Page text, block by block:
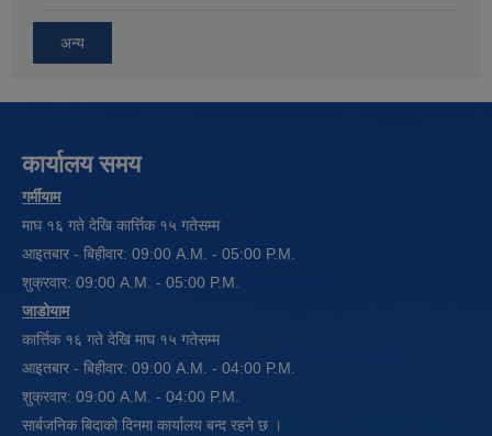
अन्य
कार्यालय समय
गर्मीयाम
माघ १६ गते देखि कार्त्तिक १५ गतेसम्म
आइतबार - बिहीवार: 09:00 A.M. - 05:00 P.M.
शुक्रवार: 09:00 A.M. - 05:00 P.M.
जाडोयाम
कार्त्तिक १६ गते देखि माघ १५ गतेसम्म
आइतबार - बिहीवार: 09:00 A.M. - 04:00 P.M.
शुक्रवार: 09:00 A.M. - 04:00 P.M.
सार्बजनिक बिदाको दिनमा कार्यालय बन्द रहने छ ।